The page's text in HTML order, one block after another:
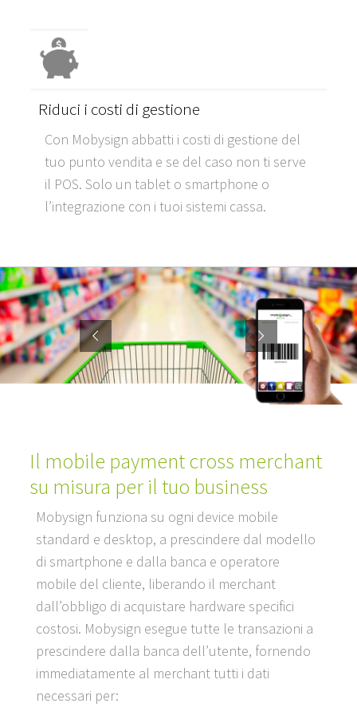
Riduci i costi di gestione
Con Mobysign abbatti i costi di gestione del
tuo punto vendita e se del caso non ti serve
il POS. Solo un tablet o smartphone o
l’integrazione con i tuoi sistemi cassa.
Il mobile payment cross merchant
su misura per il tuo business
Mobysign funziona su ogni device mobile
standard e desktop, a prescindere dal modello
di smartphone e dalla banca e operatore
mobile del cliente, liberando il merchant
dall’obbligo di acquistare hardware specifici
costosi. Mobysign esegue tutte le transazioni a
prescindere dalla banca dell’utente, fornendo
immediatamente al merchant tutti i dati
necessari per: